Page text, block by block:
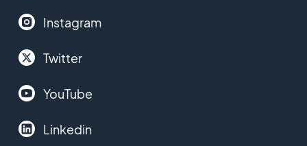
Instagram
Twitter
YouTube
Linkedin